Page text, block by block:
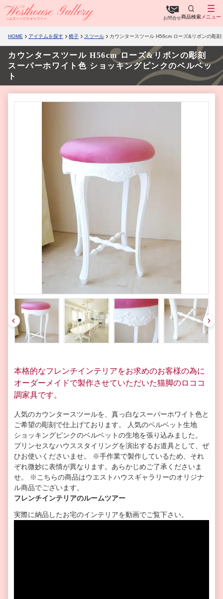
お問合せ商品検索 メニュー
HOME アイテムを探す 椅子 スツール カウンタースツール H56cm ローズ&リボンの彫
カウンタースツール H56cm ローズ&リボンの彫刻
スーパーホワイト色 ショッキングピンクのベルベッ
ト
pre
v
nex
t
本格的なフレンチインテリアをお求めのお客様の為に
オーダーメイドで製作させていただいた猫脚のロココ
調家具です。
人気のカウンタースツールを、真っ白なスーパーホワイト色と
ご希望の彫刻で仕上げております。 人気のベルベット生地
ショッキングピンクのベルベットの生地を張り込みました。
プリンセスなハウススタイリングを演出するお道具として、ぜ
ひお使いくださいませ。 ※手作業で製作しているため、それ
ぞれ微妙に表情が異なります。あらかじめご了承くださいま
せ。 ※こちらの商品はウエストハウスギャラリーのオリジナ
ル商品でございます。
フレンチインテリアのルームツアー
実際に納品したお宅のインテリアを動画でご覧下さい。